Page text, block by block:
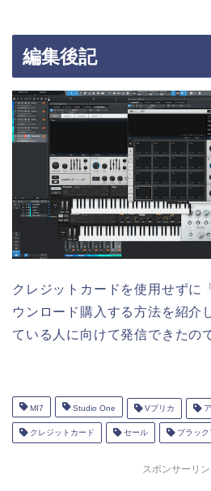
編集後記
クレジットカードを使用せずに
ウンロード購入する方法を紹介
ている人に向けて発信できたの
MI7 Studio One Vプリカ ア
クレジットカード セール ブラック
スポンサーリン